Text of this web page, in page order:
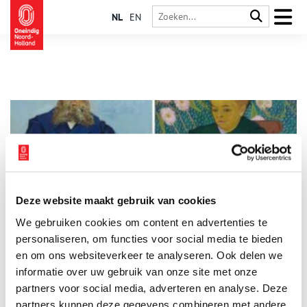
Deze website maakt gebruik van cookies
We gebruiken cookies om content en advertenties te
personaliseren, om functies voor social media te bieden
en om ons websiteverkeer te analyseren. Ook delen we
informatie over uw gebruik van onze site met onze
partners voor social media, adverteren en analyse. Deze
partners kunnen deze gegevens combineren met andere
NL EN
In minder dan twee jaar maakte Vincent van Gogh
zesentwintig portretten van één familie. In het Zuid-Franse
Arles ontstond tussen Van Gogh en postbode Joseph Roulin,
zijn vrouw Augustine en hun drie kinderen een bijzondere
band die zou leiden tot een van de meest indrukwekkende
portrettenreeksen uit de kunstgeschiedenis. Een groot deel
van deze unieke serie portretten, die nu verspreid is over
3 min